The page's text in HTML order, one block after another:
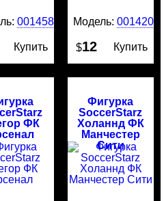
0014585
Купить
Модель: 0014204
$12 Купить
ФК
Фигурка
SoccerStarz
Холаннд ФК
Манчестер
Сити